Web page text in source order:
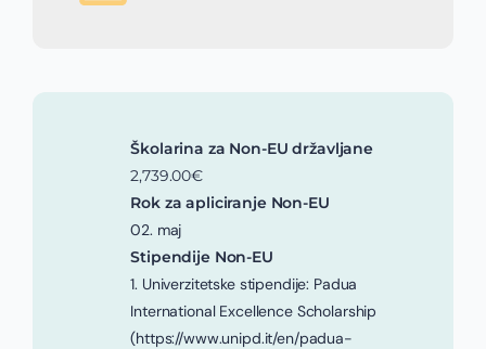
Školarina za Non-EU državljane
2,739.00€
Rok za apliciranje Non-EU
02. maj
Stipendije Non-EU
1. Univerzitetske stipendije: Padua
International Excellence Scholarship
(https://www.unipd.it/en/padua-